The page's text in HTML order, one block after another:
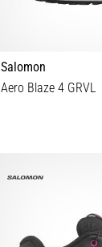
Salomon
Aero Blaze 4 GRVL
41⅓ 42 42⅔